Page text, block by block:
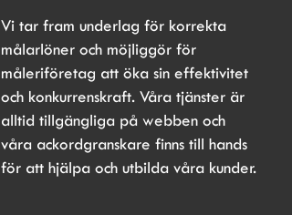
Vi tar fram underlag för korrekta
målarlöner och möjliggör för
måleriföretag att öka sin effektivitet
och konkurrenskraft. Våra tjänster är
alltid tillgängliga på webben och
våra ackordgranskare finns till hands
för att hjälpa och utbilda våra kunder.